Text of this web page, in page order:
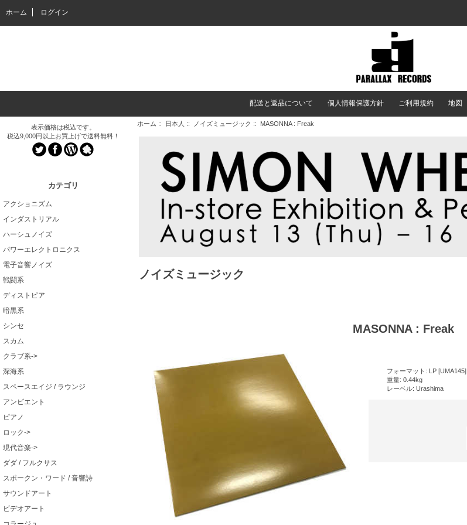
ホーム ログイン
配送と返品について 個人情報保護方針 ご利用規約 地図
表示価格は税込です。
税込9,000円以上お買上げで送料無料！
カテゴリ
アクショニズム
インダストリアル
ハーシュノイズ
パワーエレクトロニクス
電子音響ノイズ
戦闘系
ディストピア
暗黒系
シンセ
スカム
クラブ系->
深海系
スペースエイジ / ラウンジ
アンビエント
ピアノ
ロック->
現代音楽->
ダダ / フルクサス
スポークン・ワード / 音響詩
サウンドアート
ビデオアート
ホーム :: 日本人 :: ノイズミュージック :: MASONNA : Freak
ノイズミュージック
MASONNA : Freak
フォーマット: LP [UMA145]
重量: 0.44kg
レーベル: Urashima